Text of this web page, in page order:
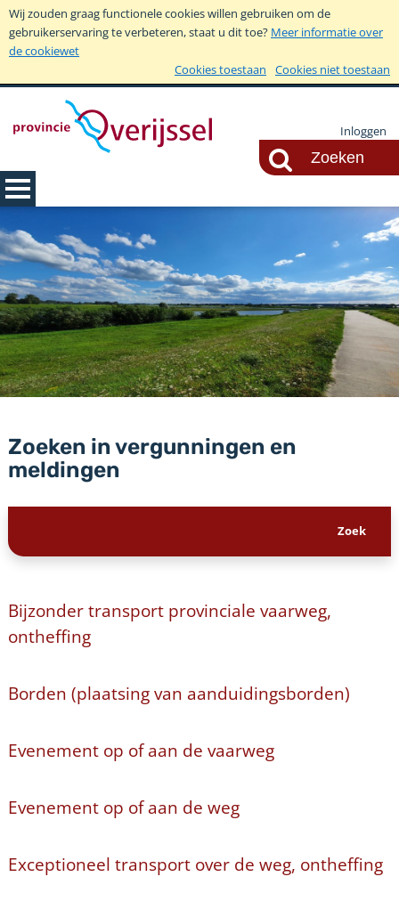
Wij zouden graag functionele cookies willen gebruiken om de
gebruikerservaring te verbeteren, staat u dit toe? Meer informatie over
de cookiewet
Cookies toestaan
Cookies niet toestaan
Inloggen
Zoeken in vergunningen en
meldingen
Bijzonder transport provinciale vaarweg,
ontheffing
Borden (plaatsing van aanduidingsborden)
Evenement op of aan de vaarweg
Evenement op of aan de weg
Exceptioneel transport over de weg, ontheffing